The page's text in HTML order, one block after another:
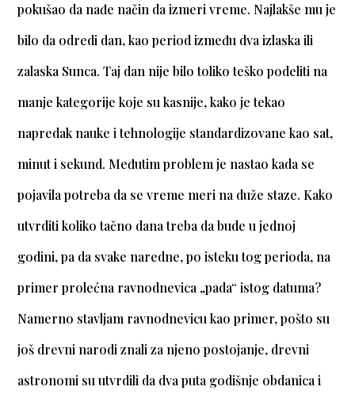
pokušao da nađe način da izmeri vreme. Najlakše mu je
bilo da odredi dan, kao period između dva izlaska ili
zalaska Sunca. Taj dan nije bilo toliko teško podeliti na
manje kategorije koje su kasnije, kako je tekao
napredak nauke i tehnologije standardizovane kao sat,
minut i sekund. Međutim problem je nastao kada se
pojavila potreba da se vreme meri na duže staze. Kako
utvrditi koliko tačno dana treba da bude u jednoj
godini, pa da svake naredne, po isteku tog perioda, na
primer prolećna ravnodnevica „pada“ istog datuma?
Namerno stavljam ravnodnevicu kao primer, pošto su
još drevni narodi znali za njeno postojanje, drevni
astronomi su utvrdili da dva puta godišnje obdanica i